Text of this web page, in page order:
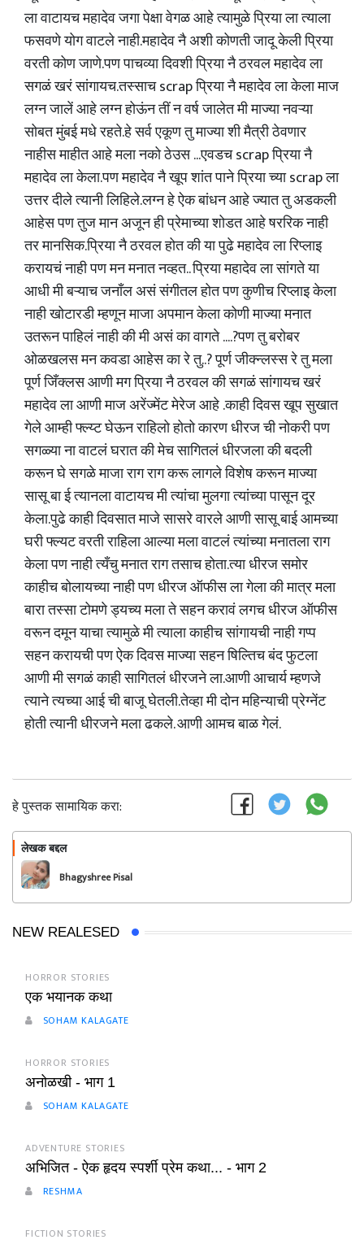
ला वाटायच महादेव जगा पेक्षा वेगळ आहे त्यामुळे प्रिया ला त्याला
फसवणे योग वाटले नाही.महादेव नै अशी कोणती जादू केली प्रिया
वरती कोण जाणे.पण पाचव्या दिवशी प्रिया नै ठरवल महादेव ला
सगळं खरं सांगायच.तस्साच scrap प्रिया नै महादेव ला केला माज
लग्न जालें आहे लग्न होऊंन तीं न वर्ष जालेत मी माज्या नवऱ्या
सोबत मुंबई मधे रहते.हे सर्व एकूण तु माज्या शी मैत्री ठेवणार
नाहीस माहीत आहे मला नको ठेउस ...एवडच scrap प्रिया नै
महादेव ला केला.पण महादेव नै खूप शांत पाने प्रिया च्या scrap ला
उत्तर दीले त्यानी लिहिले.लग्न हे ऐक बांधन आहे ज्यात तु अडकली
आहेस पण तुज मान अजून ही प्रेमाच्या शोडत आहे षररिक नाही
तर मानसिक.प्रिया नै ठरवल होत की या पुढे महादेव ला रिप्लाइ
करायचं नाही पण मन मनात नव्हत.. प्रिया महादेव ला सांगते या
आधी मी बऱ्याच जनाँल असं संगीतल होत पण कुणीच रिप्लाइ केला
नाही खोटारडी म्हणून माजा अपमान केला कोणी माज्या मनात
उतरून पाहिलं नाही की मी असं का वागते ....?पण तु बरोबर
ओळखलस मन कवडा आहेस का रे तु..? पूर्ण जीक्न्लस्स रे तु मला
पूर्ण जिँक्लस आणी मग प्रिया नै ठरवल की सगळं सांगायच खरं
महादेव ला आणी माज अरेंज्मेंट मेरेज आहे .काही दिवस खूप सुखात
गेले आम्ही फ्ल्य्ट घेऊन राहिलो होतो कारण धीरज ची नोकरी पण
सगळ्या ना वाटलं घरात की मेच सागितलं धीरजला की बदली
करून घे सगळे माजा राग राग करू लागले विशेष करून माज्या
सासू बा ई त्यानला वाटायच मी त्यांचा मुलगा त्यांच्या पासून दूर
केला.पुढे काही दिवसात माजे सासरे वारले आणी सासू बाई आमच्या
घरी फ्ल्यट वरती राहिला आल्या मला वाटलं त्यांच्या मनातला राग
केला पण नाही त्यँचु मनात राग तसाच होता.त्या धीरज समोर
काहीच बोलायच्या नाही पण धीरज ऑफीस ला गेला की मात्र मला
बारा तस्सा टोमणे ड्यच्य मला ते सहन करावं लगच धीरज ऑफीस
वरून दमून याचा त्यामुळे मी त्याला काहीच सांगायची नाही गप्प
सहन करायची पण ऐक दिवस माज्या सहन षिल्तिच बंद फुटला
आणी मी सगळं काही सागितलं धीरजने ला.आणी आचार्य म्हणजे
त्याने त्यच्या आई ची बाजू घेतली.तेव्हा मी दोन महिन्याची प्रेग्नेंट
होती त्यानी धीरजने मला ढकले. आणी आमच बाळ गेलं.
हे पुस्तक सामायिक करा:
लेखक बद्दल
Bhagyshree Pisal
NEW REALESED
HORROR STORIES
एक भयानक कथा
SOHAM KALAGATE
HORROR STORIES
अनोळखी - भाग 1
SOHAM KALAGATE
ADVENTURE STORIES
अभिजित - ऐक हृदय स्पर्शी प्रेम कथा... - भाग 2
RESHMA
FICTION STORIES